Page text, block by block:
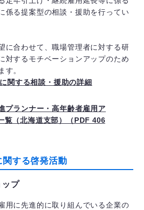
係る提案型の相談・援助を行ってい
に合わせて、職場管理者に対する研
対するモチベーションアップのため
す。
関する相談・援助の詳細
プランナー・高年齢者雇用ア
覧（北海道支部）（PDF 406
する啓発活動
ップ
用に先進的に取り組んでいる企業の